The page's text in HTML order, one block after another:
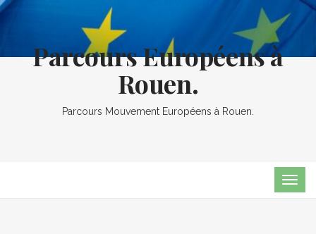
Parcours Européens à
Rouen.
Parcours Mouvement Européens à Rouen.